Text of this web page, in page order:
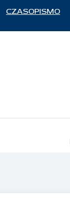
CZASOPISMO